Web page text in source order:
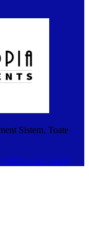
Sistem. Toate
Politica de cookie